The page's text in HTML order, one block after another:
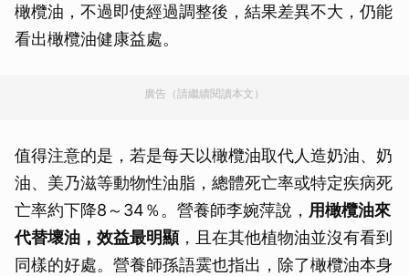
橄欖油，不過即使經過調整後，結果差異不大，仍能
看出橄欖油健康益處。
廣告（請繼續閱讀本文）
值得注意的是，若是每天以橄欖油取代人造奶油、奶
油、美乃滋等動物性油脂，總體死亡率或特定疾病死
亡率約下降8～34％。營養師李婉萍說， 用橄欖油來
代替壞油，效益最明顯，且在其他植物油並沒有看到
同樣的好處。營養師孫語霙也指出，除了橄欖油本身